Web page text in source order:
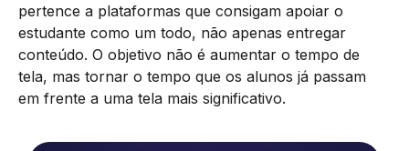
pertence a plataformas que consigam apoiar o
estudante como um todo, não apenas entregar
conteúdo. O objetivo não é aumentar o tempo de
tela, mas tornar o tempo que os alunos já passam
em frente a uma tela mais significativo.